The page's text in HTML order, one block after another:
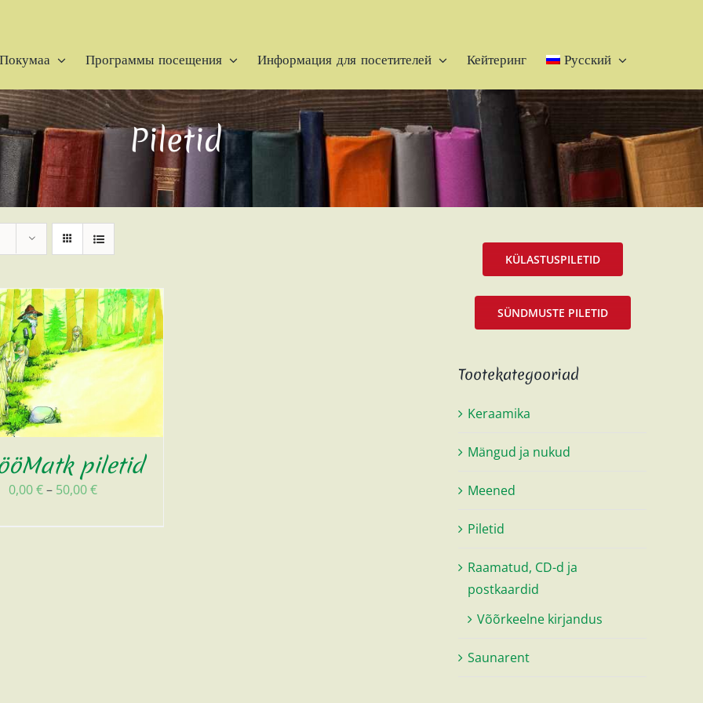
Покумаа Программы посещения Информация для посетителей Кейтеринг Русский
Piletid
piletid
0,00€ – 50,00€Диапазон
0,00 €
KÜLASTUSPILETID
SÜNDMUSTE PILETID
Tootekategooriad
Keraamika
Mängud ja nukud
Meened
Piletid
Raamatud, CD-d ja
postkaardid
Võõrkeelne kirjandus
Saunarent